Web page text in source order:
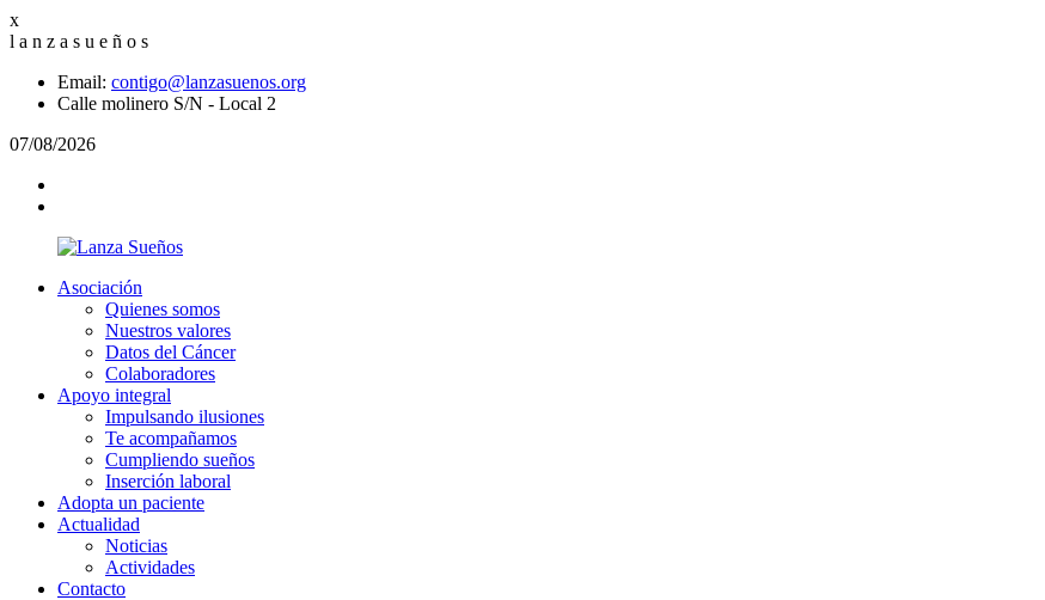
x
l a n z a s u e ñ o s
Email: contigo@lanzasuenos.org
Calle molinero S/N - Local 2
07/08/2026
Asociación
Quienes somos
Nuestros valores
Datos del Cáncer
Colaboradores
Apoyo integral
Impulsando ilusiones
Te acompañamos
Cumpliendo sueños
Inserción laboral
Adopta un paciente
Actualidad
Noticias
Actividades
Contacto